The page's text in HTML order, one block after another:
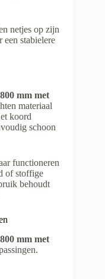
netjes op zijn
stabielere
mm met
materiaal
koord
schoon
functioneren
of stoffige
behoudt
mm met